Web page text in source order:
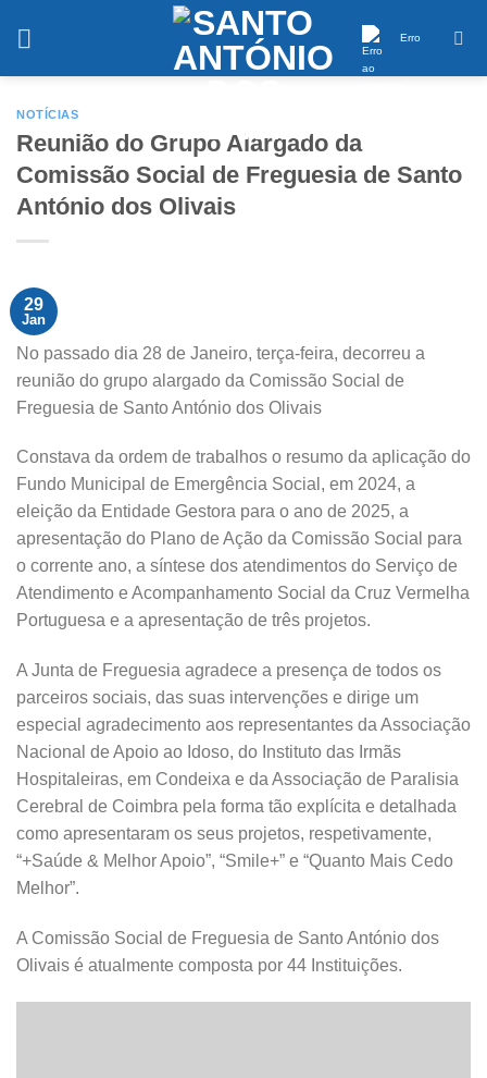
Erro
NOTÍCIAS
Reunião do Grupo Alargado da
Comissão Social de Freguesia de Santo
António dos Olivais
29
Jan
No passado dia 28 de Janeiro, terça-feira, decorreu a
reunião do grupo alargado da Comissão Social de
Freguesia de Santo António dos Olivais
Constava da ordem de trabalhos o resumo da aplicação do
Fundo Municipal de Emergência Social, em 2024, a
eleição da Entidade Gestora para o ano de 2025, a
apresentação do Plano de Ação da Comissão Social para
o corrente ano, a síntese dos atendimentos do Serviço de
Atendimento e Acompanhamento Social da Cruz Vermelha
Portuguesa e a apresentação de três projetos.
A Junta de Freguesia agradece a presença de todos os
parceiros sociais, das suas intervenções e dirige um
especial agradecimento aos representantes da Associação
Nacional de Apoio ao Idoso, do Instituto das Irmãs
Hospitaleiras, em Condeixa e da Associação de Paralisia
Cerebral de Coimbra pela forma tão explícita e detalhada
como apresentaram os seus projetos, respetivamente,
“+Saúde & Melhor Apoio”, “Smile+” e “Quanto Mais Cedo
Melhor”.
A Comissão Social de Freguesia de Santo António dos
Olivais é atualmente composta por 44 Instituições.